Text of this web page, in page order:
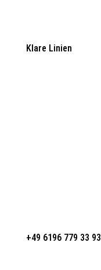
Klare Linien
+49 6196 779 33 93